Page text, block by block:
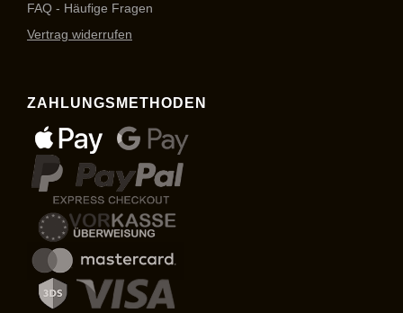
FAQ - Häufige Fragen
Vertrag widerrufen
ZAHLUNGSMETHODEN